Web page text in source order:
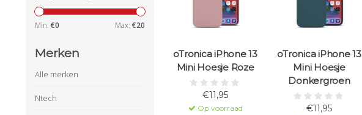
Min: €0 Max: €20
Merken
Alle merken
Ntech
oTronica iPhone 13
Mini Hoesje Roze
€11,95
Op voorraad
oTronica iPhone 13
Mini Hoesje
Donkergroen
€11,95